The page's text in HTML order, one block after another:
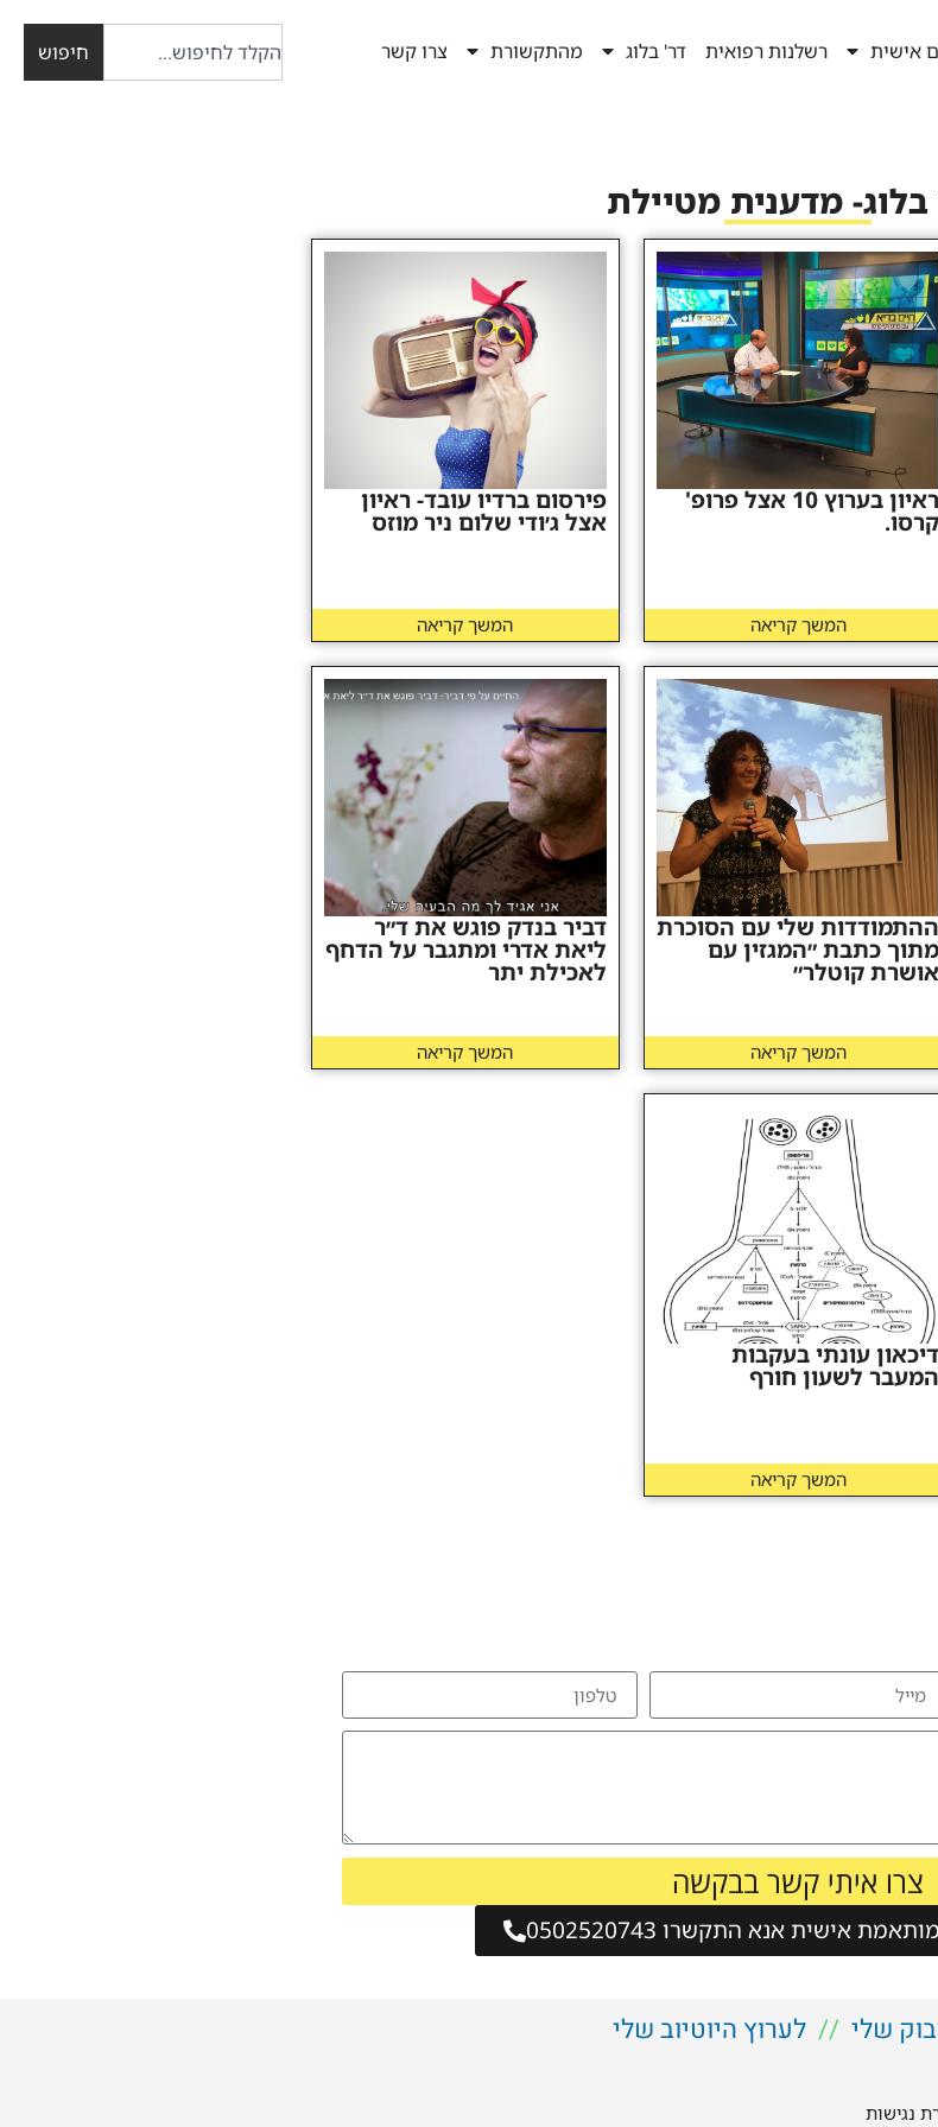
אישית רשלנות רפואית דר' בלוג מהתקשורת צרו קשר חיפוש
בלוג- מדענית מטיילת
ראיון בערוץ 10 אצל פרופ'
קרסו.
המשך קריאה
פירסום ברדיו עובד- ראיון
אצל ג׳ודי שלום ניר מוזס
המשך קריאה
ההתמודדות שלי עם הסוכרת
מתוך כתבת ״המגזין עם
אושרת קוטלר״
המשך קריאה
דביר בנדק פוגש את ד״ר
ליאת אדרי ומתגבר על הדחף
לאכילת יתר
המשך קריאה
דיכאון עונתי בעקבות
המעבר לשעון חורף
המשך קריאה
צרו איתי קשר בבקשה
אישית אנא התקשרו 0502520743
שלי //לערוץ היוטיוב שלי
נגישות